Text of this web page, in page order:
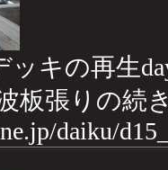
ッキの再生
板張りの続
daiku/